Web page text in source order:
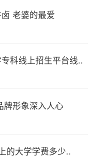
老婆的最爱
科线上招生平台线..
牌形象深入人心
的大学学费多少..